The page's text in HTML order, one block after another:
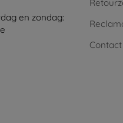
en zondag:
Contact